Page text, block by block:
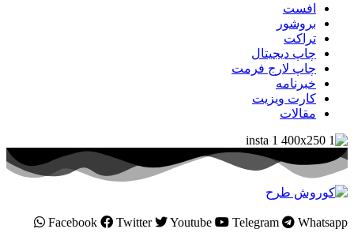
افست
بروشور
تراکت
چاپ دیجیتال
چاپ لارج فرمت
خبرنامه
کارت ویزیت
مقالات
Facebook Twitter Youtube Telegram Whatsapp